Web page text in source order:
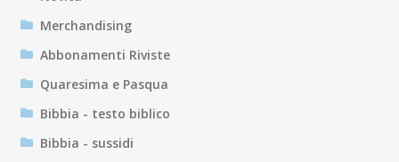
Merchandising
Abbonamenti Riviste
Quaresima e Pasqua
Bibbia - testo biblico
Bibbia - sussidi